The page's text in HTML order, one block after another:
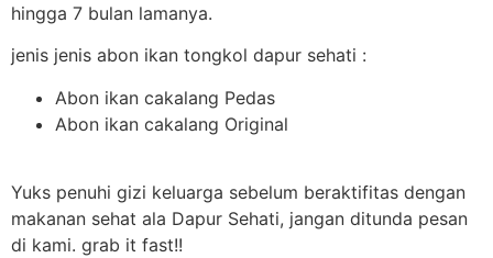
hingga 7 bulan lamanya.
jenis jenis abon ikan tongkol dapur sehati :
Abon ikan cakalang Pedas
Abon ikan cakalang Original
Yuks penuhi gizi keluarga sebelum beraktifitas dengan
makanan sehat ala Dapur Sehati, jangan ditunda pesan
di kami. grab it fast!!